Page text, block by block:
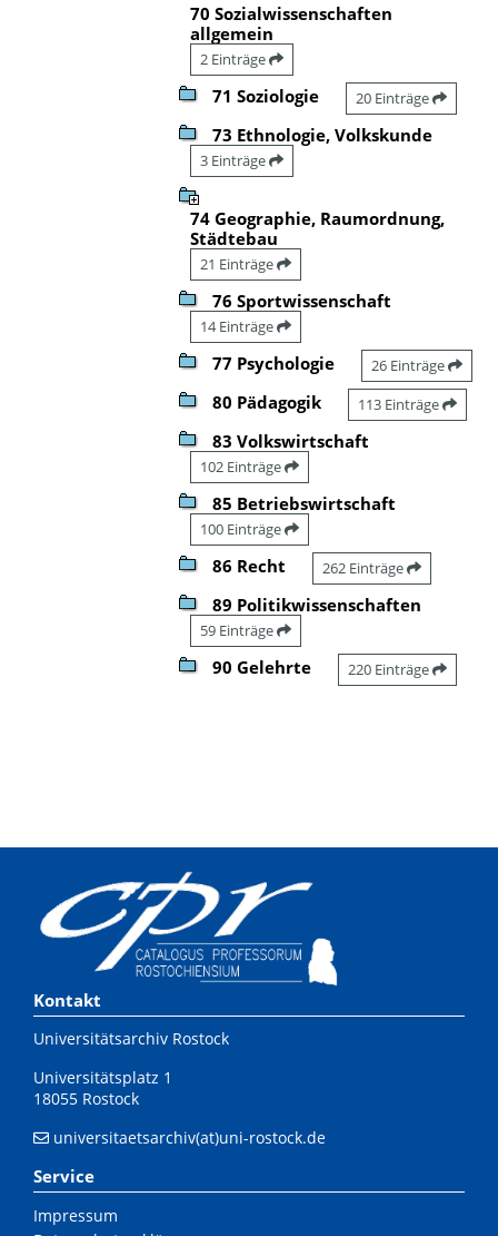
70 Sozialwissenschaften
allgemein
2 Einträge
71 Soziologie 20 Einträge
73 Ethnologie, Volkskunde
3 Einträge
74 Geographie, Raumordnung,
Städtebau
21 Einträge
76 Sportwissenschaft
14 Einträge
77 Psychologie 26 Einträge
80 Pädagogik 113 Einträge
83 Volkswirtschaft
102 Einträge
85 Betriebswirtschaft
100 Einträge
86 Recht 262 Einträge
89 Politikwissenschaften
59 Einträge
90 Gelehrte 220 Einträge
Kontakt
Universitätsarchiv Rostock
Universitätsplatz 1
18055 Rostock
universitaetsarchiv(at)uni-rostock.de
Service
Impressum